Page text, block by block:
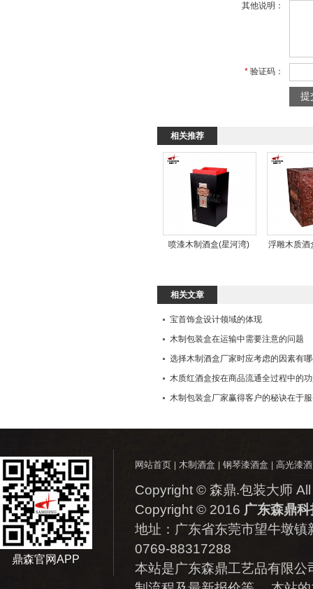
其他说明：
* 验证码：
相关推荐
喷漆木制酒盒(星河湾) 浮雕木质酒
相关文章
宝首饰盒设计领域的体现
木制包装盒在运输中需要注意的问题
选择木制酒盒厂家时应考虑的因素有
木质红酒盒按在商品流通全过程中的
木制包装盒厂家赢得客户的秘诀在于
鼎森官网APP
网站首页 木制酒盒 钢琴漆酒盒 高光漆
Copyright © 森鼎.包装大师
Copyright © 2016 广东森鼎
地址： 广东省东莞市望牛墩镇
0769-88317288
本站是广东森鼎工艺品有限